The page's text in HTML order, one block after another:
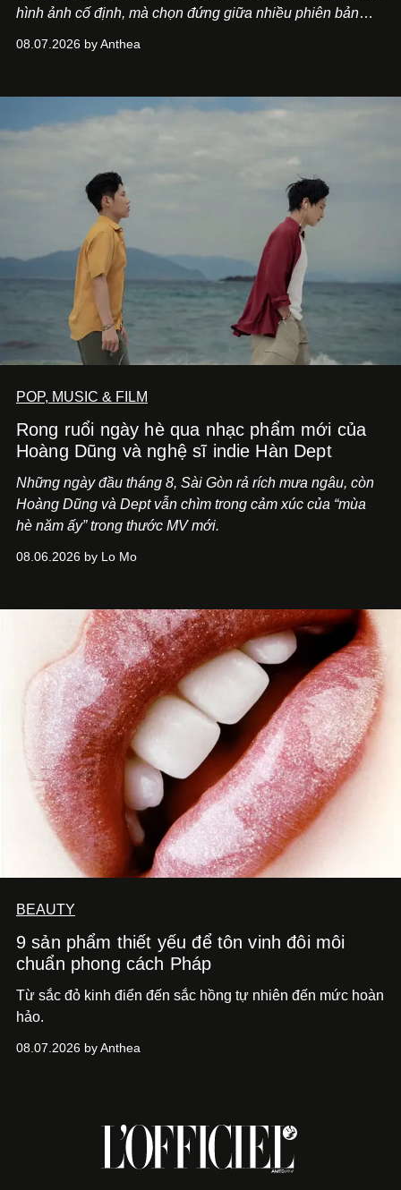
hình ảnh cố định, mà chọn đứng giữa nhiều phiên bản
một bộ suit lụa - như một cách "take the risk" khác, ngoài
08.07.2026 by Anthea
POP, MUSIC & FILM
Rong ruổi ngày hè qua nhạc phẩm mới của
Hoàng Dũng và nghệ sĩ indie Hàn Dept
Những ngày đầu tháng 8, Sài Gòn rả rích mưa ngâu, còn
Hoàng Dũng và Dept vẫn chìm trong cảm xúc của “mùa
hè năm ấy” trong thước MV mới.
08.06.2026 by Lo Mo
BEAUTY
9 sản phẩm thiết yếu để tôn vinh đôi môi
chuẩn phong cách Pháp
Từ sắc đỏ kinh điển đến sắc hồng tự nhiên đến mức hoàn
hảo.
08.07.2026 by Anthea